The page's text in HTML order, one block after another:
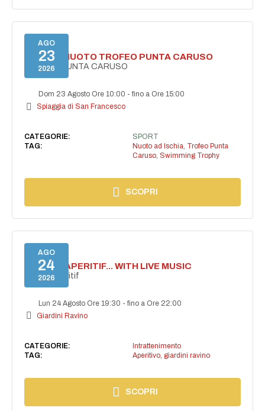
AGO
23
2026
GARA DI NUOTO TROFEO PUNTA CARUSO
TROFEO PUNTA CARUSO
Dom 23 Agosto Ore 10:00 -fino a Ore 15:00
Spiaggia di San Francesco
CATEGORIE:
SPORT
TAG:
Nuoto ad Ischia, Trofeo Punta
Caruso, Swimming Trophy
SCOPRI
AGO
24
2026
SECRET APERITIF... WITH LIVE MUSIC
Secret aperitif
Lun 24 Agosto Ore 19:30 -fino a Ore 22:00
Giardini Ravino
CATEGORIE:
Intrattenimento
TAG:
Aperitivo, giardini ravino
SCOPRI